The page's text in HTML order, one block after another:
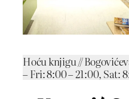
Hoću knjigu //
– Fri: 8:00 – 21:00, Sat: